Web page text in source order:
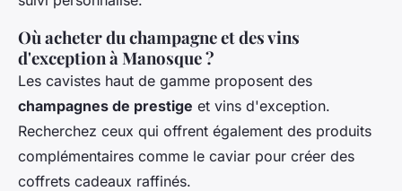
Où acheter du champagne et des vins
d'exception à Manosque ?
Les cavistes haut de gamme proposent des
champagnes de prestige et vins d'exception.
Recherchez ceux qui offrent également des produits
complémentaires comme le caviar pour créer des
coffrets cadeaux raffinés.